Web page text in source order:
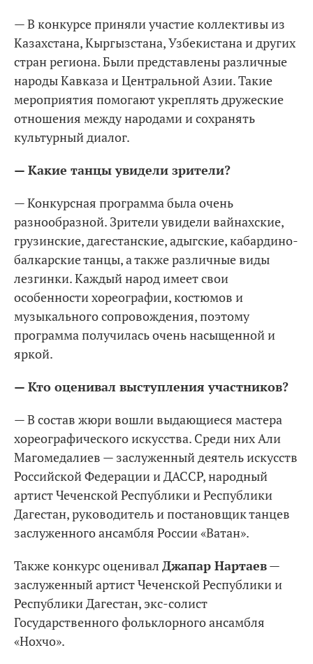
— В конкурсе приняли участие коллективы из
Казахстана, Кыргызстана, Узбекистана и других
стран региона. Были представлены различные
народы Кавказа и Центральной Азии. Такие
мероприятия помогают укреплять дружеские
отношения между народами и сохранять
культурный диалог.
— Какие танцы увидели зрители?
— Конкурсная программа была очень
разнообразной. Зрители увидели вайнахские,
грузинские, дагестанские, адыгские, кабардино-
балкарские танцы, а также различные виды
лезгинки. Каждый народ имеет свои
особенности хореографии, костюмов и
музыкального сопровождения, поэтому
программа получилась очень насыщенной и
яркой.
— Кто оценивал выступления участников?
— В состав жюри вошли выдающиеся мастера
хореографического искусства. Среди них Али
Магомедалиев — заслуженный деятель искусств
Российской Федерации и ДАССР, народный
артист Чеченской Республики и Республики
Дагестан, руководитель и постановщик танцев
заслуженного ансамбля России «Ватан».
Также конкурс оценивал Джапар Нартаев—
заслуженный артист Чеченской Республики и
Республики Дагестан, экс-солист
Государственного фольклорного ансамбля
«Нохчо».